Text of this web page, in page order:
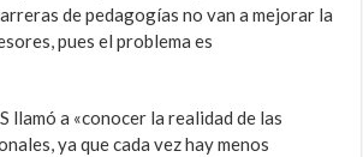
de pedagogías no van a mejorar la
pues el problema es
llamó a «conocer la realidad de las
ya que cada vez hay menos